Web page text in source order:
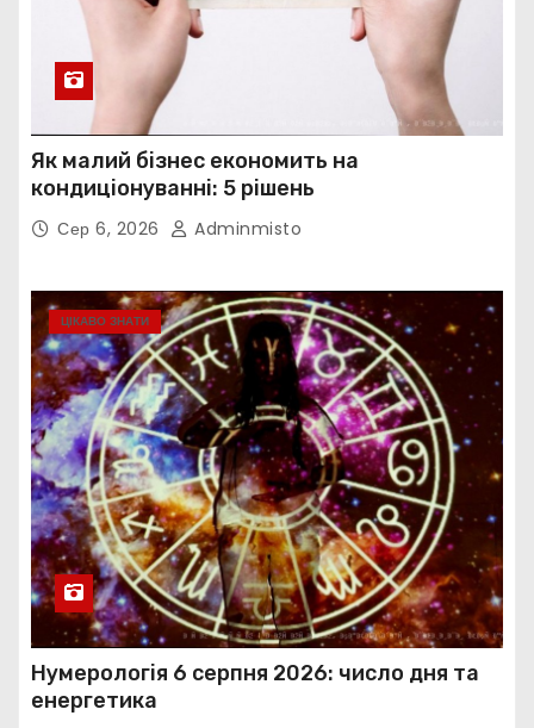
Як малий бізнес економить на
кондиціонуванні: 5 рішень
Сер 6, 2026 Adminmisto
ЦІКАВО ЗНАТИ
Нумерологія 6 серпня 2026: число дня та
енергетика